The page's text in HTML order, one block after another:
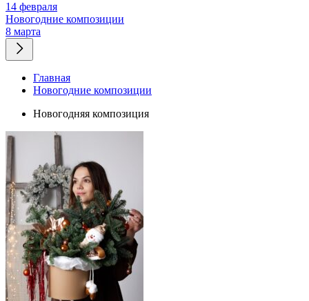
14 февраля
Новогодние композиции
8 марта
Главная
Новогодние композиции
Новогодняя композиция